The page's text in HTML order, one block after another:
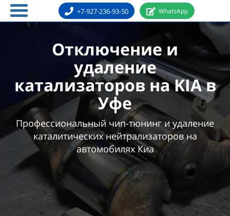
+7-927-236-93-50 WhatsApp
Отключение и
удаление
катализаторов на KIA в
Уфе
Профессиональный чип-тюнинг и удаление
каталитических нейтрализаторов на
автомобилях Киа